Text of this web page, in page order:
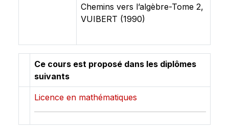
Chemins vers l’algèbre-Tome 2,
VUIBERT (1990)
Ce cours est proposé dans les diplômes
suivants
Licence en mathématiques